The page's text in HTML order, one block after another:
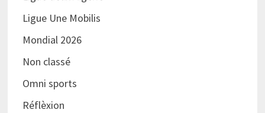
Ligue Une Mobilis
Mondial 2026
Non classé
Omni sports
Réflèxion